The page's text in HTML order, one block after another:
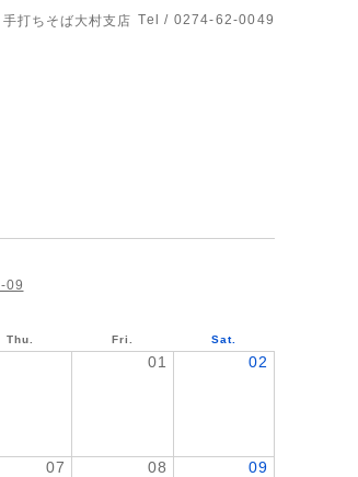
手打ちそば大村支店 Tel / 0274-62-0049
09
Thu. Fri. Sat.
01 02
07 08 09